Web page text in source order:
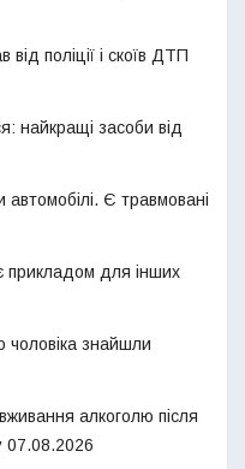
поліції і скоїв ДТП
найкращі засоби від
автомобілі. Є травмовані
прикладом для інших
чоловіка знайшли
алкоголю після
07.08.2026